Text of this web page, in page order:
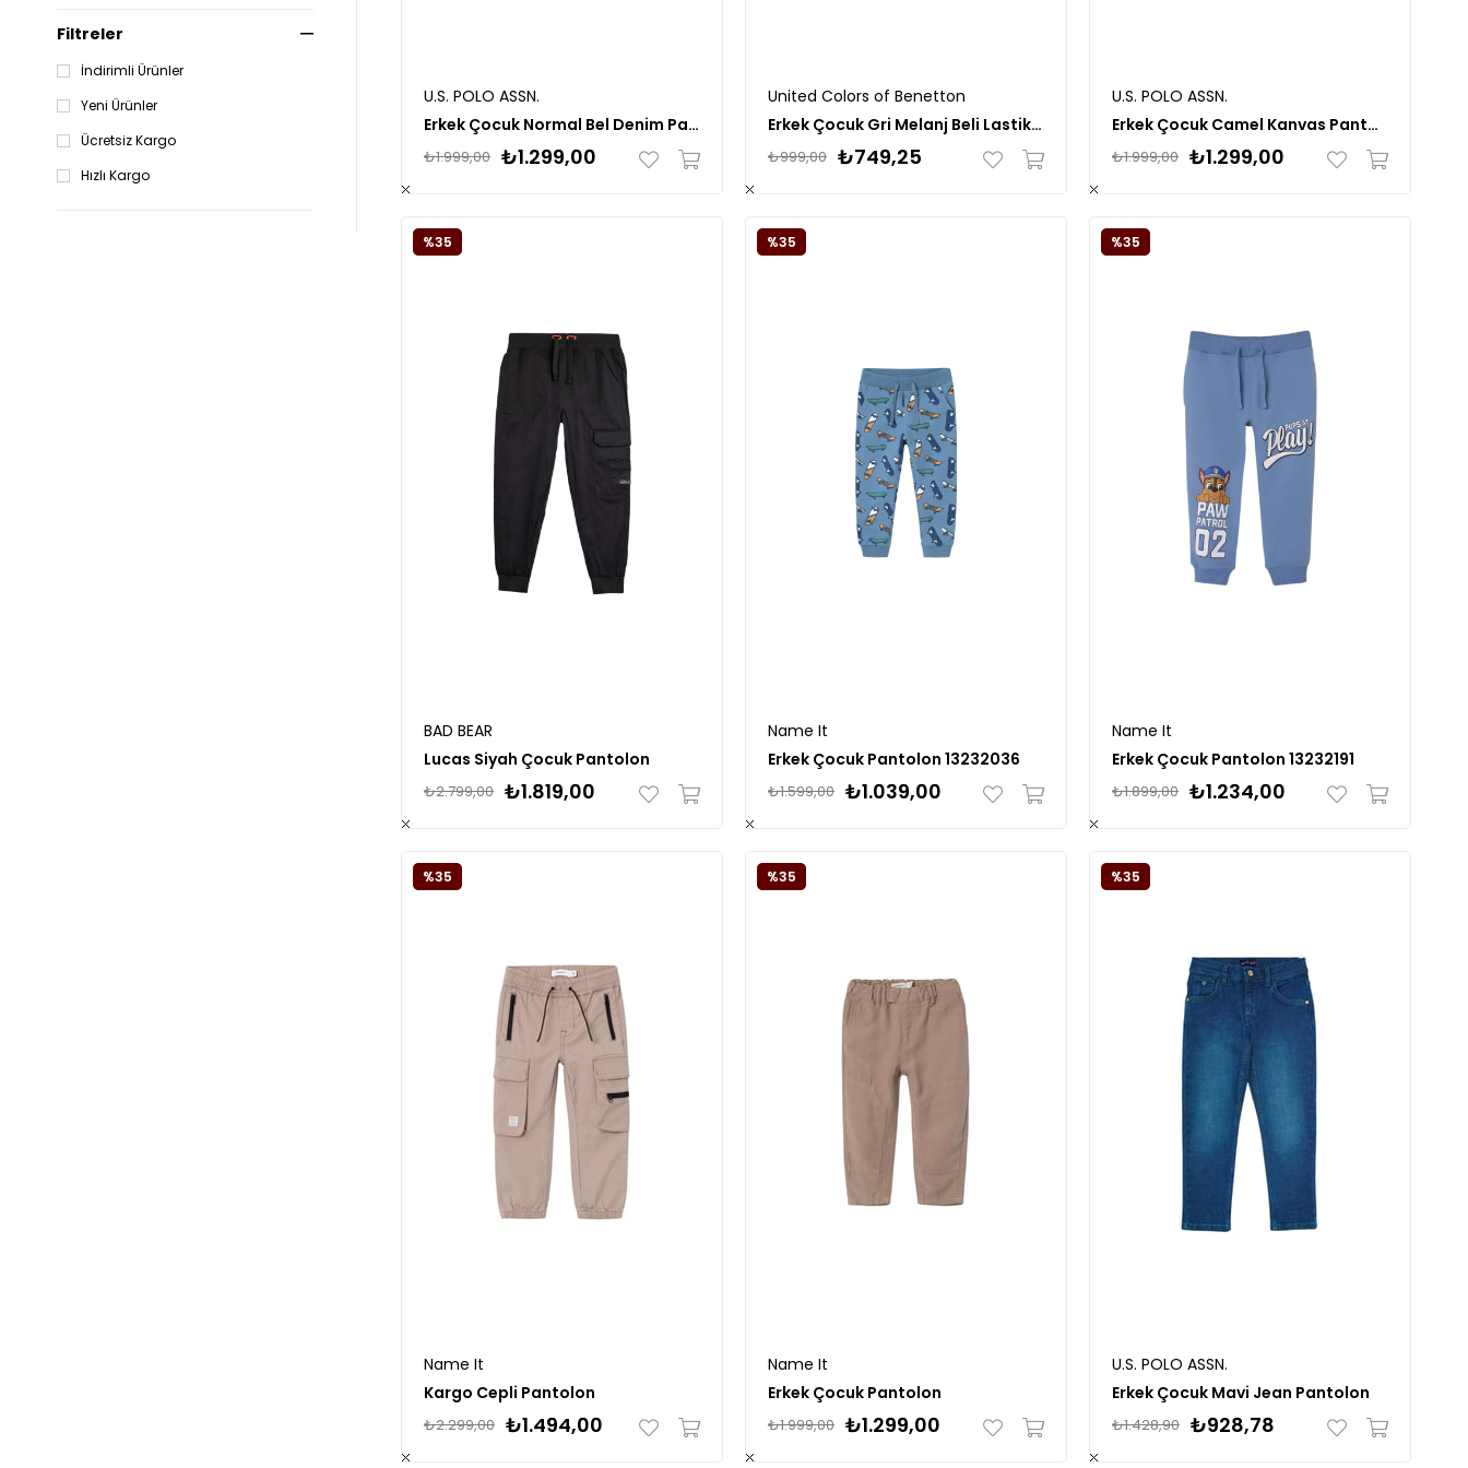
Filtreler
İndirimli Ürünler
Yeni Ürünler
Ücretsiz Kargo
Hızlı Kargo
U.S. POLO ASSN.
Erkek Çocuk Normal Bel Denim Pantolon
₺1.299,00
₺1.999,00
United Colors of Benetton
Erkek Çocuk Gri Melanj Beli Lastikli Büzgü İpli Yanları Cep Detaylı Pantolon
₺749,25
₺999,00
U.S. POLO ASSN.
Erkek Çocuk Camel Kanvas Pantolon 50264312
₺1.299,00
₺1.999,00
BAD BEAR
Lucas Siyah Çocuk Pantolon
₺1.819,00
₺2.799,00
%35
Name It
Erkek Çocuk Pantolon 13232036
₺1.039,00
₺1.599,00
%35
Name It
Erkek Çocuk Pantolon 13232191
₺1.234,00
₺1.899,00
%35
Name It
Kargo Cepli Pantolon
₺1.494,00
₺2.299,00
%35
Name It
Erkek Çocuk Pantolon
₺1.299,00
₺1.999,00
%35
U.S. POLO ASSN.
Erkek Çocuk Mavi Jean Pantolon
₺928,78
₺1.428,90
%35